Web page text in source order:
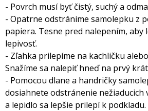
- Povrch musí byť čistý, suchý a
- Opatrne odstránime samolepku z
papiera. Tesne pred nalepením,
lepivosť.
- Zľahka prilepíme na kachličku
Snažíme sa nalepiť hneď na prvý
- Pomocou dlane a handričky
dosiahnete odstránenie nežiaducich
a lepidlo sa lepšie prilepí k podkladu.